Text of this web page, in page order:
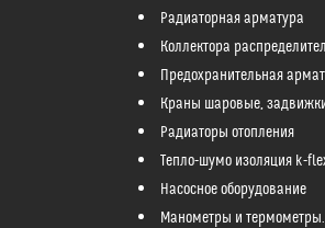
Радиаторная арматура
Коллектора
Предохранительная
Краны шаровые,
Радиаторы отопления
Тепло-шумо изоляция k-
Насосное оборудование
Манометры и